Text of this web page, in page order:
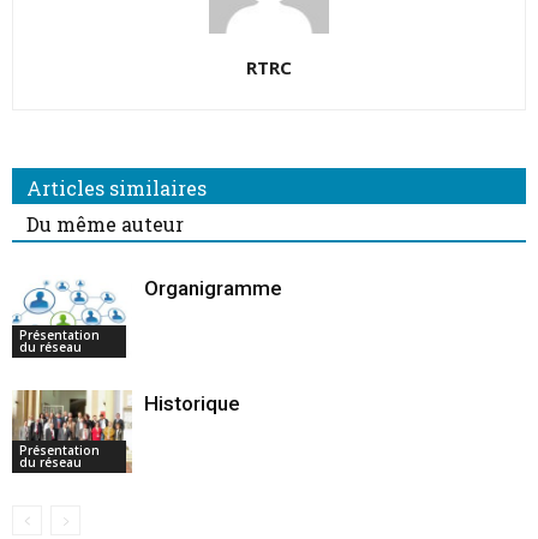
RTRC
Articles similaires
Du même auteur
Présentation
du réseau
Organigramme
Présentation
du réseau
Historique